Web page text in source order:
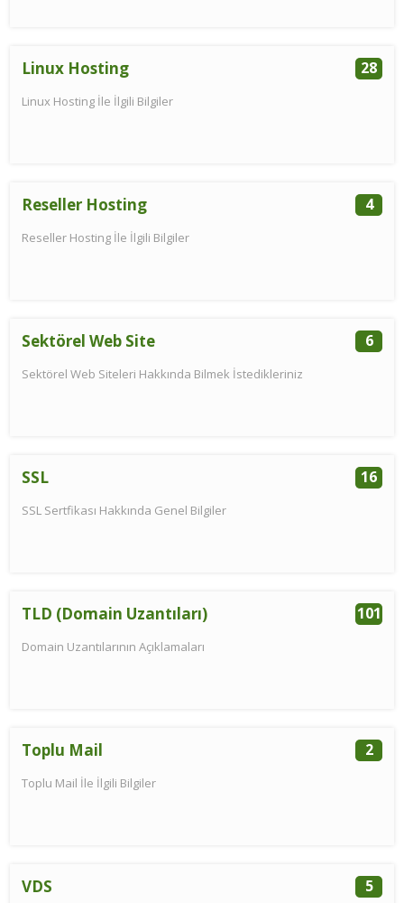
Linux Hosting 28
Linux Hosting İle İlgili Bilgiler
Reseller Hosting 4
Reseller Hosting İle İlgili Bilgiler
Sektörel Web Site 6
Sektörel Web Siteleri Hakkında Bilmek İstedikleriniz
SSL 16
SSL Sertfikası Hakkında Genel Bilgiler
TLD (Domain Uzantıları) 101
Domain Uzantılarının Açıklamaları
Toplu Mail 2
Toplu Mail İle İlgili Bilgiler
VDS 5